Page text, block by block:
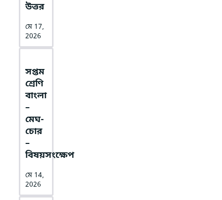
উত্তর
মে 17,
2026
সপ্তম
শ্রেণি
বাংলা
–
মেঘ-
চোর
–
বিষয়সংক্ষেপ
মে 14,
2026